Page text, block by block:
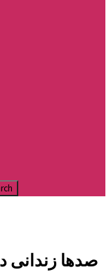
صدها زندانی